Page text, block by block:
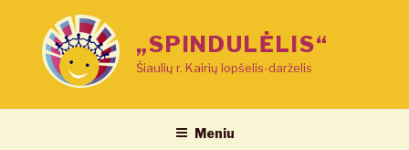
„SPINDULĖLIS“
Šiaulių r. Kairių lopšelis-darželis
Meniu